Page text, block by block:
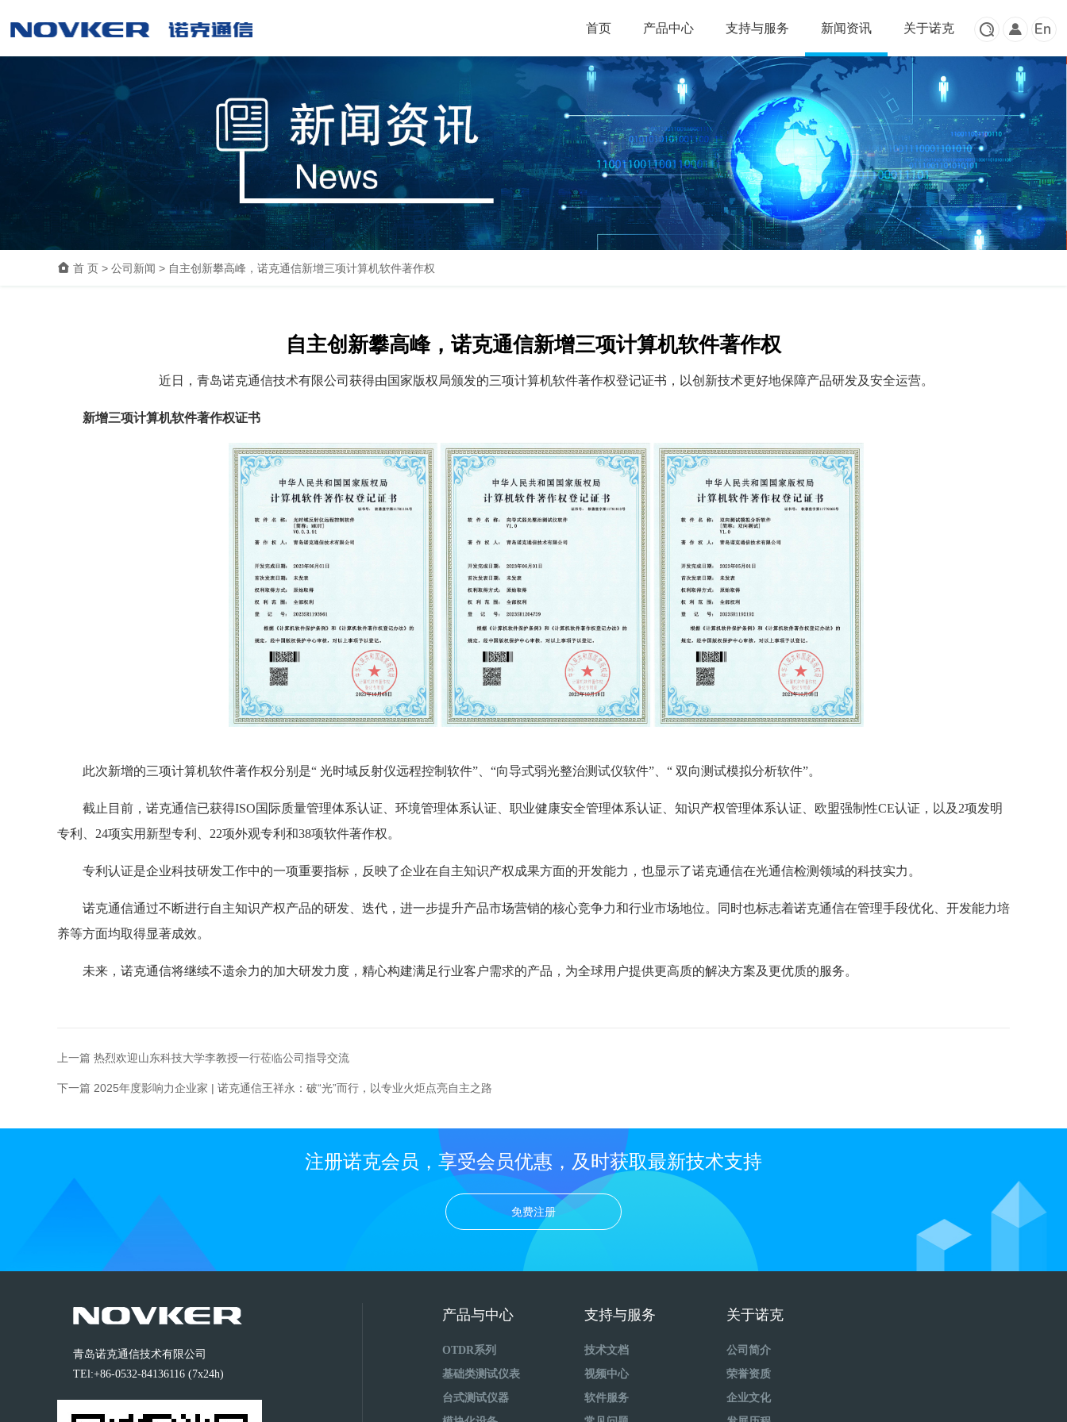
  
首页 产品中心 支持与服务 新闻资讯 关于诺克
 首 页 > 公司新闻 > 自主创新攀高峰，诺克通信新增三项计算机软件著作权
自主创新攀高峰，诺克通信新增三项计算机软件著作权
近日， 青岛诺克通信技术有限公司获得由国家版权局颁发的三项计算机软件著作权登记证书，以创新技术更好地保障产品研发及安全运营。
新增三项计算机软件著作权证书
此次新增的三项计算机软件著作权分别是“ 光时域反射仪远程控制软件”、“向导式弱光整治测试仪软件”、“ 双向测试模拟分析软件”。
截止目前，诺克通信已获得ISO国际质量管理体系认证、环境管理体系认证、职业健康安全管理体系认证、知识产权管理体系认证、欧盟强制性CE认证，以及2项发明
专利、24项实用新型专利、22项外观专利和38项软件著作权。
专利认证是企业科技研发工作中的一项重要指标，反映了企业在自主知识产权成果方面的开发能力 ， 也显示了诺克通信在光通信检测领域的科技实力。
诺克通信通过不断进行自主知识产权产品的研发、迭代，进一步提升产品市场营销的核心竞争力和行业市场地位。同时也标志着诺克通信在管理手段优化、开发能力培
养等方面均取得显著成效。
未来，诺克通信将继续不遗余力的加大研发力度，精心构建满足行业客户需求的产品，为全球用户提供更高质的解决方案及更优质的服务。
上一篇 热烈欢迎山东科技大学李教授一行莅临公司指导交流
下一篇 2025年度影响力企业家 | 诺克通信王祥永：破“光”而行，以专业火炬点亮自主之路
注册诺克会员，享受会员优惠，及时获取最新技术支持
免费注册
青岛诺克通信技术有限公司
TEl:+86-0532-84136116 (7x24h)
产品与中心
OTDR系列
基础类测试仪表
台式测试仪器
支持与服务
技术文档
视频中心
软件服务
关于诺克
公司简介
荣誉资质
企业文化